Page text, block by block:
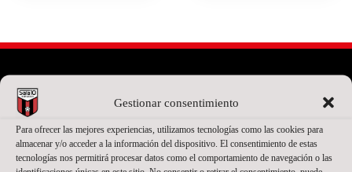
Gestionar consentimiento
Para ofrecer las mejores experiencias, utilizamos tecnologías como las cookies para
almacenar y/o acceder a la información del dispositivo. El consentimiento de estas
tecnologías nos permitirá procesar datos como el comportamiento de navegación o las